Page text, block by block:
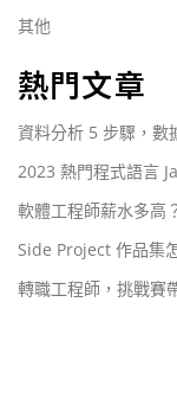
其他
熱門文章
資料分析 5 步驟，數
2023 熱門程式語言
軟體工程師薪水多高
Side Project 作品集
轉職工程師，挑戰賽